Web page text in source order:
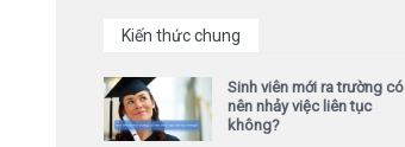
Kiến thức chung
Sinh viên mới ra trường có
nên nhảy việc liên tục
không?